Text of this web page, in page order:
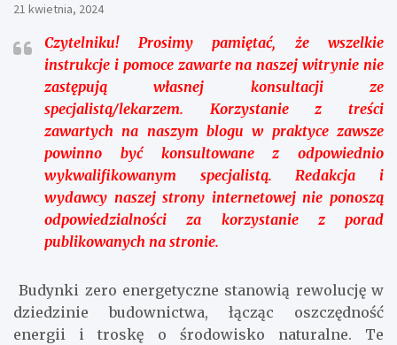
21 kwietnia, 2024
Czytelniku!Prosimy pamiętać, że wszelkie
instrukcje i pomoce zawarte na naszej witrynie nie
zastępują własnej konsultacji ze
specjalistą/lekarzem. Korzystanie z treści
zawartych na naszym blogu w praktyce zawsze
powinno być konsultowane z odpowiednio
wykwalifikowanym specjalistą. Redakcja i
wydawcy naszej strony internetowej nie ponoszą
odpowiedzialności za korzystanie z porad
publikowanych na stronie.
Budynki zero energetyczne stanowią rewolucję w
dziedzinie budownictwa, łącząc oszczędność
energii i troskę o środowisko naturalne. Te